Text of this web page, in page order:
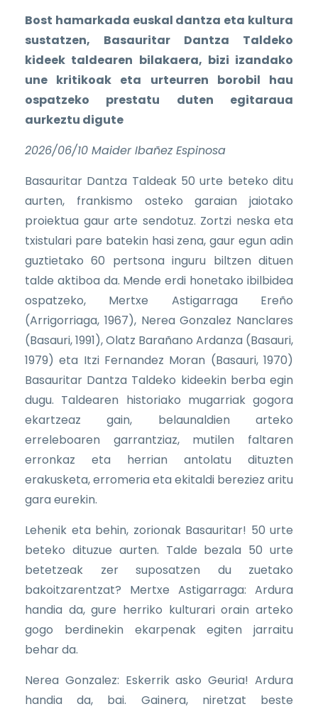
Bost hamarkada euskal dantza eta kultura
sustatzen, Basauritar Dantza Taldeko
kideek taldearen bilakaera, bizi izandako
une kritikoak eta urteurren borobil hau
ospatzeko prestatu duten egitaraua
aurkeztu digute
2026/06/10 Maider Ibañez Espinosa
Basauritar Dantza Taldeak 50 urte beteko ditu
aurten, frankismo osteko garaian jaiotako
proiektua gaur arte sendotuz. Zortzi neska eta
txistulari pare batekin hasi zena, gaur egun adin
guztietako 60 pertsona inguru biltzen dituen
talde aktiboa da. Mende erdi honetako ibilbidea
ospatzeko, Mertxe Astigarraga Ereño
(Arrigorriaga, 1967), Nerea Gonzalez Nanclares
(Basauri, 1991), Olatz Barañano Ardanza (Basauri,
1979) eta Itzi Fernandez Moran (Basauri, 1970)
Basauritar Dantza Taldeko kideekin berba egin
dugu. Taldearen historiako mugarriak gogora
ekartzeaz gain, belaunaldien arteko
erreleboaren garrantziaz, mutilen faltaren
erronkaz eta herrian antolatu dituzten
erakusketa, erromeria eta ekitaldi bereziez aritu
gara eurekin.
Lehenik eta behin, zorionak Basauritar! 50 urte
beteko dituzue aurten. Talde bezala 50 urte
betetzeak zer suposatzen du zuetako
bakoitzarentzat? Mertxe Astigarraga: Ardura
handia da, gure herriko kulturari orain arteko
gogo berdinekin ekarpenak egiten jarraitu
behar da.
Nerea Gonzalez: Eskerrik asko Geuria! Ardura
handia da, bai. Gainera, niretzat beste